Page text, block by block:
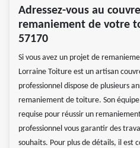
Adressez-vous au
remaniement de votre
57170
Si vous avez un projet de
Lorraine Toiture est un artisan
professionnel dispose de plusieurs
remaniement de toiture. Son
requise pour réussir un
professionnel vous garantir des
souhaits. Pour plus de détails, il est